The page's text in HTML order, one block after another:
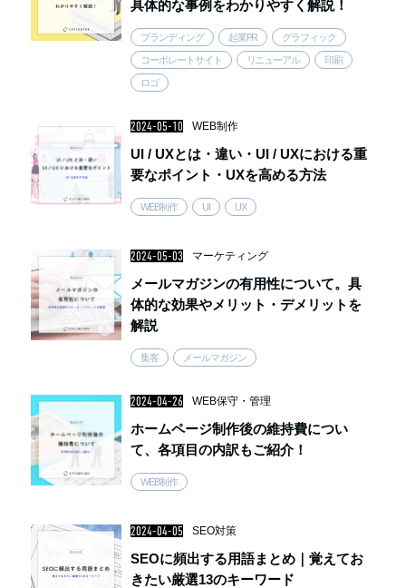
具体的な事例をわかりやすく解説！
ブランディング 起業PR グラフィック
コーポレートサイト リニューアル 印刷
ロゴ
2024-05-10 WEB制作
UI / UXとは・違い・UI / UXにおける重
要なポイント・UXを高める方法
WEB制作 UI UX
2024-05-03 マーケティング
メールマガジンの有用性について。具
体的な効果やメリット・デメリットを
解説
集客 メールマガジン
2024-04-26 WEB保守・管理
ホームページ制作後の維持費につい
て、各項目の内訳もご紹介！
WEB制作
2024-04-05 SEO対策
SEOに頻出する用語まとめ｜覚えてお
きたい厳選13のキーワード